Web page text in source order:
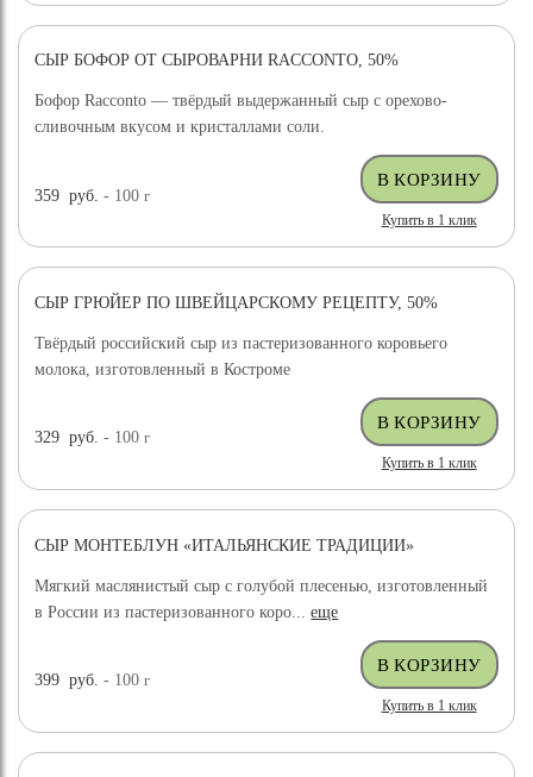
СЫР БОФОР ОТ СЫРОВАРНИ RACCONTO, 50%
Бофор Racconto — твёрдый выдержанный сыр с орехово-
сливочным вкусом и кристаллами соли.
359 руб. - 100г
Купить в 1 клик
ХИТ ПРОДАЖ
СЫР ГРЮЙЕР ПО ШВЕЙЦАРСКОМУ РЕЦЕПТУ, 50%
Твёрдый российский сыр из пастеризованного коровьего
молока, изготовленный в Костроме
329 руб. - 100г
Купить в 1 клик
СЫР МОНТЕБЛУН «ИТАЛЬЯНСКИЕ ТРАДИЦИИ»
Мягкий маслянистый сыр с голубой плесенью, изготовленный
в России из пастеризованного коро...еще
399 руб. - 100г
Купить в 1 клик